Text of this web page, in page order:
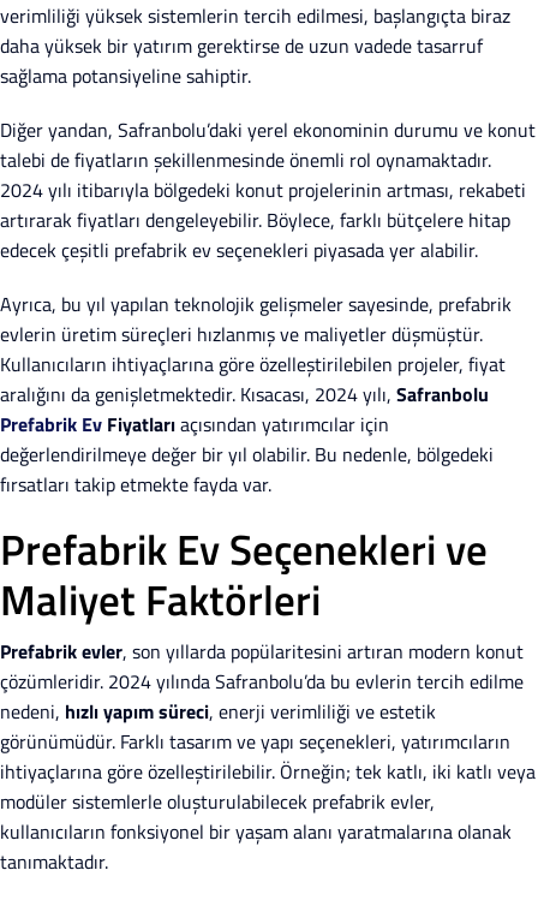
verimliliği yüksek sistemlerin tercih edilmesi, başlangıçta biraz
daha yüksek bir yatırım gerektirse de uzun vadede tasarruf
sağlama potansiyeline sahiptir.
Diğer yandan, Safranbolu’daki yerel ekonominin durumu ve konut
talebi de fiyatların şekillenmesinde önemli rol oynamaktadır.
2024 yılı itibarıyla bölgedeki konut projelerinin artması, rekabeti
artırarak fiyatları dengeleyebilir. Böylece, farklı bütçelere hitap
edecek çeşitli prefabrik ev seçenekleri piyasada yer alabilir.
Ayrıca, bu yıl yapılan teknolojik gelişmeler sayesinde, prefabrik
evlerin üretim süreçleri hızlanmış ve maliyetler düşmüştür.
Kullanıcıların ihtiyaçlarına göre özelleştirilebilen projeler, fiyat
aralığını da genişletmektedir. Kısacası, 2024 yılı, Safranbolu
Prefabrik Ev Fiyatlarıaçısından yatırımcılar için
değerlendirilmeye değer bir yıl olabilir. Bu nedenle, bölgedeki
fırsatları takip etmekte fayda var.
Prefabrik Ev Seçenekleri ve
Maliyet Faktörleri
Prefabrik evler, son yıllarda popülaritesini artıran modern konut
çözümleridir. 2024 yılında Safranbolu’da bu evlerin tercih edilme
nedeni, hızlı yapım süreci, enerji verimliliği ve estetik
görünümüdür. Farklı tasarım ve yapı seçenekleri, yatırımcıların
ihtiyaçlarına göre özelleştirilebilir. Örneğin; tek katlı, iki katlı veya
modüler sistemlerle oluşturulabilecek prefabrik evler,
kullanıcıların fonksiyonel bir yaşam alanı yaratmalarına olanak
tanımaktadır.